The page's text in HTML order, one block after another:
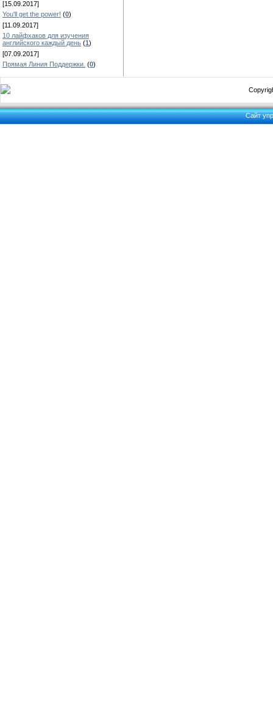
[15.09.2017]
You'll get the power! (0)
[11.09.2017]
10 лайфхаков для изучения
английского каждый день (1)
[07.09.2017]
Прямая Линия Поддержки. (0)
Сайт